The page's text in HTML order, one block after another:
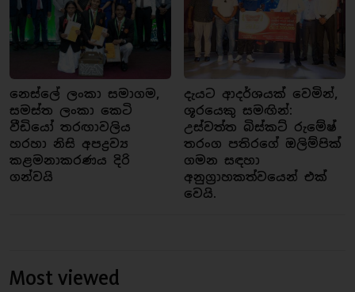
නෙස්ලේ ලංකා සමාගම,
සමස්ත ලංකා කෙටි
වීඩියෝ තරඟාවලිය
හරහා නිසි අපද්‍රව්‍ය
කළමනාකරණය දිරි
ගන්වයි
දැයට ආදර්ශයක් වෙමින්,
ශූරයෙකු සමඟින්:
උස්වත්ත බිස්කට් රුමේෂ්
තරංග පතිරගේ ඔලිම්පික්
ගමන සඳහා
අනුග්‍රාහකත්වයෙන් එක්
වෙයි.
Most viewed